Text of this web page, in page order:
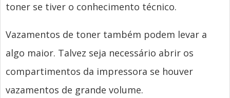
toner se tiver o conhecimento técnico.
Vazamentos de toner também podem levar a
algo maior. Talvez seja necessário abrir os
compartimentos da impressora se houver
vazamentos de grande volume.